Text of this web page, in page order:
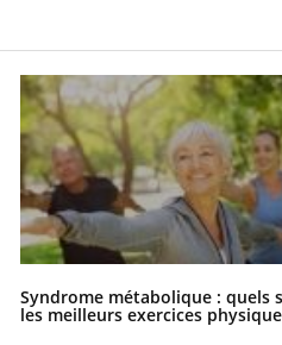
Syndrome métabolique : quels
les meilleurs exercices